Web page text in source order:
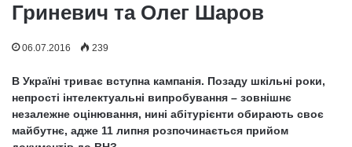
Гриневич та Олег Шаров
06.07.2016 239
В Україні триває вступна кампанія. Позаду шкільні роки,
непрості інтелектуальні випробування – зовнішнє
незалежне оцінювання, нині абітурієнти обирають своє
майбутнє, адже 11 липня розпочинається прийом